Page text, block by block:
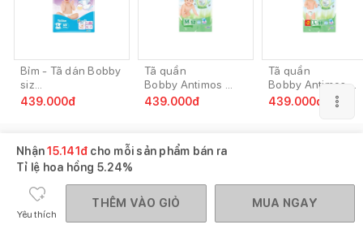
Bỉm - Tã dán Bobby
siz...
439.000đ
Tã quần
Bobby Antimos ...
439.000đ
Tã quần
Bobby Antimos ...
439.000đ
Gợi ý mua cùng
Nhận15.141đ cho mỗi sản phẩm bán ra
Tỉ lệ hoa hồng 5.24%
Yêu thích
THÊM VÀO GIỎ MUA NGAY